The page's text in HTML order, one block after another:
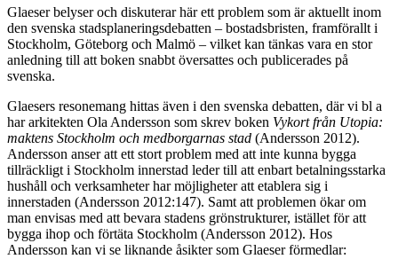
Glaeser belyser och diskuterar här ett problem som är aktuellt inom
den svenska stadsplaneringsdebatten – bostadsbristen, framförallt i
Stockholm, Göteborg och Malmö – vilket kan tänkas vara en stor
anledning till att boken snabbt översattes och publicerades på
svenska.
Glaesers resonemang hittas även i den svenska debatten, där vi bl a
har arkitekten Ola Andersson som skrev boken Vykort från Utopia:
maktens Stockholm och medborgarnas stad (Andersson 2012).
Andersson anser att ett stort problem med att inte kunna bygga
tillräckligt i Stockholm innerstad leder till att enbart betalningsstarka
hushåll och verksamheter har möjligheter att etablera sig i
innerstaden (Andersson 2012:147). Samt att problemen ökar om
man envisas med att bevara stadens grönstrukturer, istället för att
bygga ihop och förtäta Stockholm (Andersson 2012). Hos
Andersson kan vi se liknande åsikter som Glaeser förmedlar: